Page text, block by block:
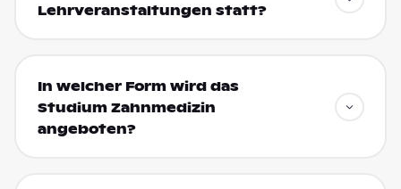
Lehrveranstaltungen statt?
In welcher Form wird das
Studium Zahnmedizin
angeboten?